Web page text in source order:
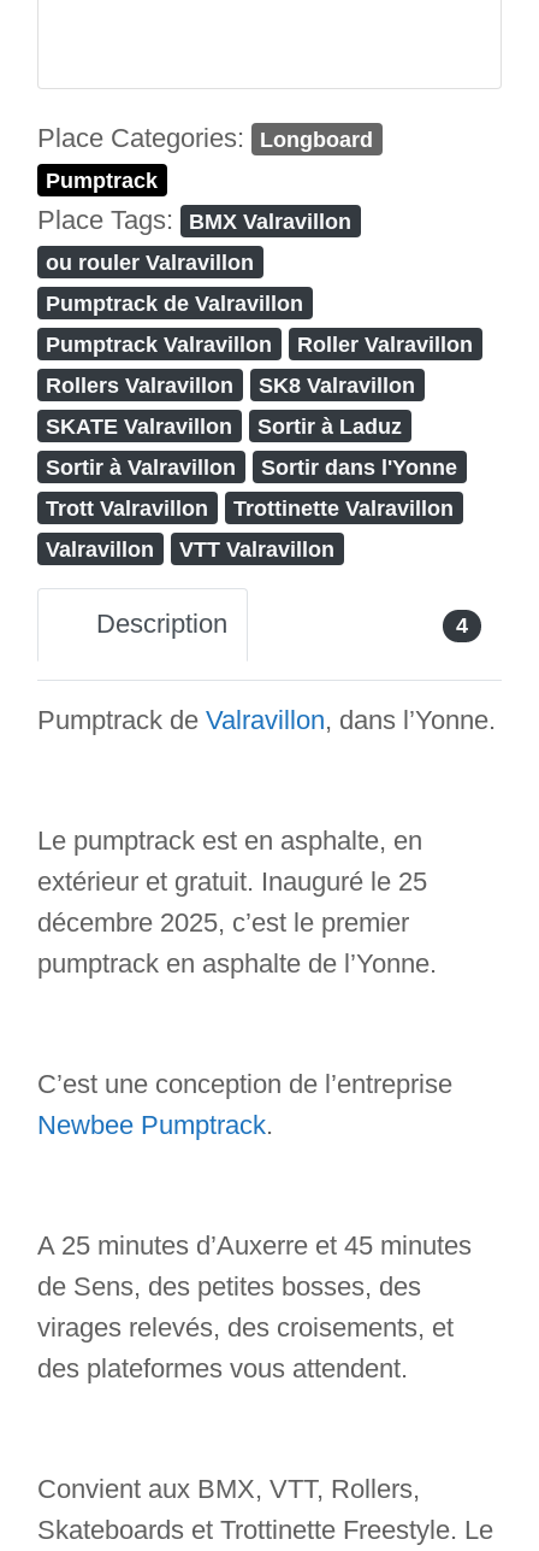
Place Categories:
Longboard
Pumptrack
Place Tags:
BMX Valravillon
ou rouler Valravillon
Pumptrack de Valravillon
Pumptrack Valravillon
Roller Valravillon
Rollers Valravillon
SK8 Valravillon
SKATE Valravillon
Sortir à Laduz
Sortir à Valravillon
Sortir dans l'Yonne
Trott Valravillon
Trottinette Valravillon
Valravillon
VTT Valravillon
Description 4
Pumptrack de Valravillon, dans l’Yonne.
Le pumptrack est en asphalte, en
extérieur et gratuit. Inauguré le 25
décembre 2025, c’est le premier
pumptrack en asphalte de l’Yonne.
C’est une conception de l’entreprise
Newbee Pumptrack.
A 25 minutes d’Auxerre et 45 minutes
de Sens, des petites bosses, des
virages relevés, des croisements, et
des plateformes vous attendent.
Convient aux BMX, VTT, Rollers,
Skateboards et Trottinette Freestyle. Le